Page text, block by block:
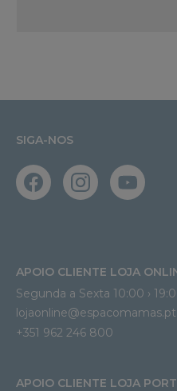
SIGA-NOS
APOIO CLIENTE LOJA
Segunda a Sexta 10:00 ›
lojaonline@espacomamas.pt
+351 962 246 800
APOIO CLIENTE LOJA